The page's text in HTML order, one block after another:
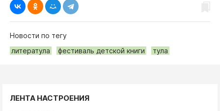
Новости по тегу
литератула
фестиваль детской книги тула
ЛЕНТА НАСТРОЕНИЯ